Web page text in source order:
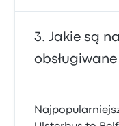
Jakie są